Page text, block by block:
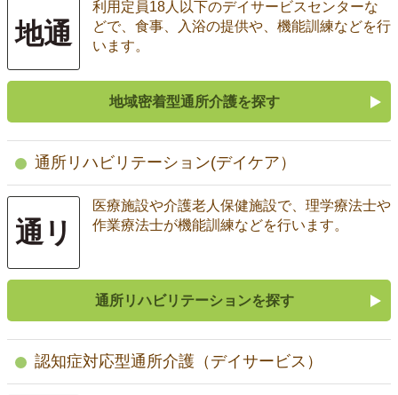
地通
利用定員18人以下のデイサービスセンターな
どで、食事、入浴の提供や、機能訓練などを行
います。
地域密着型通所介護を探す
通所リハビリテーション(デイケア）
通リ
医療施設や介護老人保健施設で、理学療法士や
作業療法士が機能訓練などを行います。
通所リハビリテーションを探す
認知症対応型通所介護（デイサービス）